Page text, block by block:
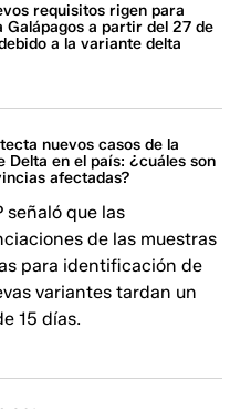
requisitos rigen para
Galápagos a partir del 27 de
a la variante delta
nuevos casos de la
Delta en el país: ¿cuáles son
afectadas?
señaló que las
de las muestras
para identificación de
variantes tardan un
15 días.